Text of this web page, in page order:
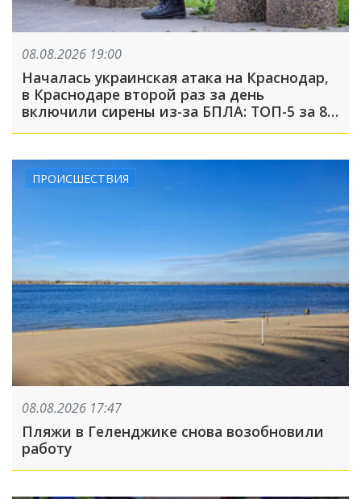
08.08.2026 19:00
Началась украинская атака на Краснодар,
в Краснодаре второй раз за день
включили сирены из-за БПЛА: ТОП-5 за 8
ПРОИСШЕСТВИЯ
08.08.2026 17:47
Пляжи в Геленджике снова возобновили
работу